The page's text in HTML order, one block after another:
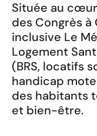
Située au
des Congrès à
inclusive Le
Logement
(BRS, locatifs
handicap
des habitants
et bien-être.